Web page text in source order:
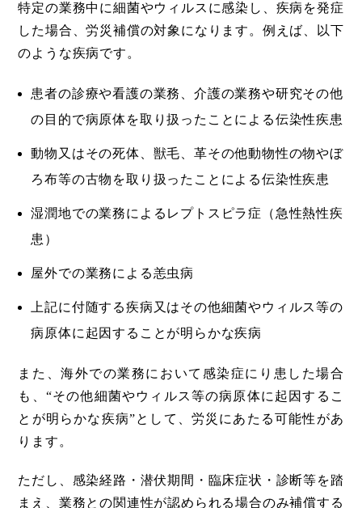
特定の業務中に細菌やウィルスに感染し、疾病を発症
した場合、労災補償の対象になります。例えば、以下
のような疾病です。
患者の診療や看護の業務、介護の業務や研究その他
の目的で病原体を取り扱ったことによる伝染性疾患
動物又はその死体、獣毛、革その他動物性の物やぼ
ろ布等の古物を取り扱ったことによる伝染性疾患
湿潤地での業務によるレプトスピラ症（急性熱性疾
患）
屋外での業務による恙虫病
上記に付随する疾病又はその他細菌やウィルス等の
病原体に起因することが明らかな疾病
また、海外での業務において感染症にり患した場合
も、“その他細菌やウィルス等の病原体に起因するこ
とが明らかな疾病”として、労災にあたる可能性があ
ります。
ただし、感染経路・潜伏期間・臨床症状・診断等を踏
まえ、業務との関連性が認められる場合のみ補償する